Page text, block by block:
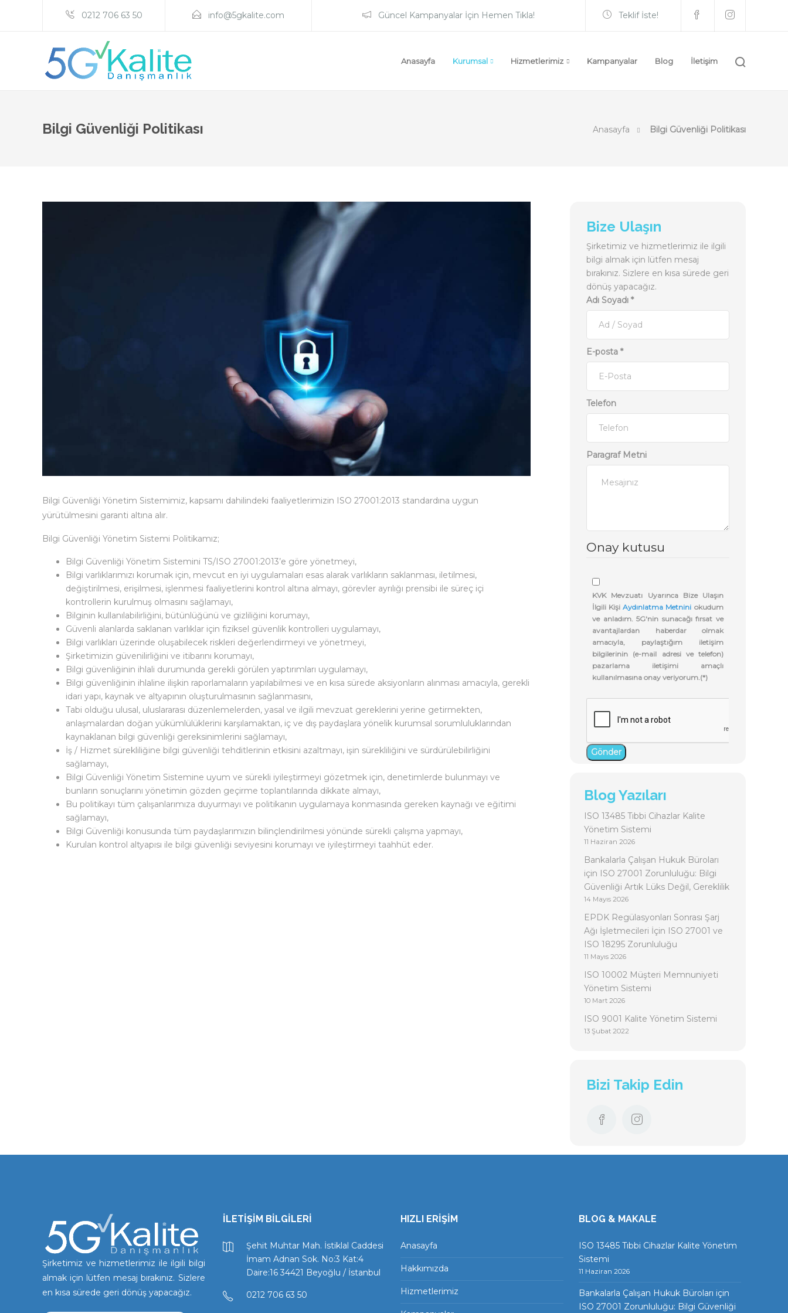
0212 706 63 50 info@5gkalite.com Güncel Kampanyalar İçin Hemen Tıkla! Teklif İste!
Anasayfa Kurumsal Hizmetlerimiz Kampanyalar Blog İletişim
Bilgi Güvenliği Politikası Anasayfa Bilgi Güvenliği Politikası
Bilgi Güvenliği Yönetim Sistemimiz, kapsamı dahilindeki faaliyetlerimizin ISO 27001:2013 standardına uygun
yürütülmesini garanti altına alır.
Bilgi Güvenliği Yönetim Sistemi Politikamız;
Bilgi Güvenliği Yönetim Sistemini TS/ISO 27001:2013’e göre yönetmeyi,
Bilgi varlıklarımızı korumak için, mevcut en iyi uygulamaları esas alarak varlıkların saklanması, iletilmesi,
değiştirilmesi, erişilmesi, işlenmesi faaliyetlerini kontrol altına almayı, görevler ayrılığı prensibi ile süreç içi
kontrollerin kurulmuş olmasını sağlamayı,
Bilginin kullanılabilirliğini, bütünlüğünü ve gizliliğini korumayı,
Güvenli alanlarda saklanan varlıklar için fiziksel güvenlik kontrolleri uygulamayı,
Bilgi varlıkları üzerinde oluşabilecek riskleri değerlendirmeyi ve yönetmeyi,
Şirketimizin güvenilirliğini ve itibarını korumayı,
Bilgi güvenliğinin ihlali durumunda gerekli görülen yaptırımları uygulamayı,
Bilgi güvenliğinin ihlaline ilişkin raporlamaların yapılabilmesi ve en kısa sürede aksiyonların alınması amacıyla, gerekli
idari yapı, kaynak ve altyapının oluşturulmasının sağlanmasını,
Tabi olduğu ulusal, uluslararası düzenlemelerden, yasal ve ilgili mevzuat gereklerini yerine getirmekten,
anlaşmalardan doğan yükümlülüklerini karşılamaktan, iç ve dış paydaşlara yönelik kurumsal sorumluluklarından
kaynaklanan bilgi güvenliği gereksinimlerini sağlamayı,
İş / Hizmet sürekliliğine bilgi güvenliği tehditlerinin etkisini azaltmayı, işin sürekliliğini ve sürdürülebilirliğini
sağlamayı,
Bilgi Güvenliği Yönetim Sistemine uyum ve sürekli iyileştirmeyi gözetmek için, denetimlerde bulunmayı ve
bunların sonuçlarını yönetimin gözden geçirme toplantılarında dikkate almayı,
Bu politikayı tüm çalışanlarımıza duyurmayı ve politikanın uygulamaya konmasında gereken kaynağı ve eğitimi
sağlamayı,
Bilgi Güvenliği konusunda tüm paydaşlarımızın bilinçlendirilmesi yönünde sürekli çalışma yapmayı,
Kurulan kontrol altyapısı ile bilgi güvenliği seviyesini korumayı ve iyileştirmeyi taahhüt eder.
Bize Ulaşın
Şirketimiz ve hizmetlerimiz ile ilgili
bilgi almak için lütfen mesaj
bırakınız. Sizlere en kısa sürede geri
dönüş yapacağız.
Adı Soyadı *
E-posta *
Telefon
Paragraf Metni
Onay kutusu
KVK Mevzuatı Uyarınca Bize Ulaşın
İlgili Kişi Aydınlatma Metnini okudum
ve anladım. 5G'nin sunacağı fırsat ve
avantajlardan haberdar olmak
amacıyla, paylaştığım iletişim
bilgilerinin (e-mail adresi ve telefon)
pazarlama iletişimi amaçlı
kullanılmasına onay veriyorum.(*)
Gönder
Blog Yazıları
ISO 13485 Tıbbi Cihazlar Kalite
Yönetim Sistemi
11 Haziran 2026
Bankalarla Çalışan Hukuk Büroları
için ISO 27001 Zorunluluğu: Bilgi
Güvenliği Artık Lüks Değil, Gereklilik
14 Mayıs 2026
EPDK Regülasyonları Sonrası Şarj
Ağı İşletmecileri İçin ISO 27001 ve
ISO 18295 Zorunluluğu
11 Mayıs 2026
ISO 10002 Müşteri Memnuniyeti
Yönetim Sistemi
10 Mart 2026
ISO 9001 Kalite Yönetim Sistemi
13 Şubat 2022
Bizi Takip Edin
Şirketimiz ve hizmetlerimiz ile ilgili bilgi
almak için lütfen mesaj bırakınız. Sizlere
en kısa sürede geri dönüş yapacağız.
İLETİŞİM BİLGİLERİ
Şehit Muhtar Mah. İstiklal Caddesi
İmam Adnan Sok. No:3 Kat:4
Daire:16 34421 Beyoğlu / İstanbul
0212 706 63 50
HIZLI ERİŞİM
Anasayfa
Hakkımızda
Hizmetlerimiz
BLOG & MAKALE
ISO 13485 Tıbbi Cihazlar Kalite Yönetim
Sistemi
11 Haziran 2026
Bankalarla Çalışan Hukuk Büroları için
ISO 27001 Zorunluluğu: Bilgi Güvenliği